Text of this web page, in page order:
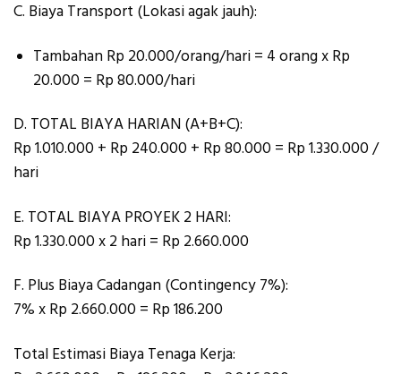
C. Biaya Transport (Lokasi agak jauh):
Tambahan Rp 20.000/orang/hari = 4 orang x Rp
20.000 = Rp 80.000/hari
D. TOTAL BIAYA HARIAN (A+B+C):
Rp 1.010.000 + Rp 240.000 + Rp 80.000 = Rp 1.330.000 /
hari
E. TOTAL BIAYA PROYEK 2 HARI:
Rp 1.330.000 x 2 hari = Rp 2.660.000
F. Plus Biaya Cadangan (Contingency 7%):
7% x Rp 2.660.000 = Rp 186.200
Total Estimasi Biaya Tenaga Kerja: